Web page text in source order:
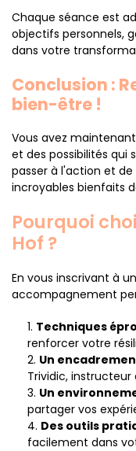
Chaque séance est
objectifs personnels,
dans votre
Conclusion :
bien-être !
Vous avez
et des possibilités qui
passer à l'action et
incroyables bienfaits
Pourquoi
Hof ?
En vous inscrivant à
accompagnement
Techniques
renforcer votre
Un
Trividic,
Un
partager vos
Des outils
facilement dans